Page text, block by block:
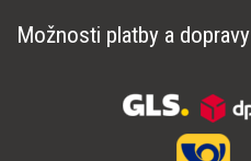
Možnosti platby a dopravy